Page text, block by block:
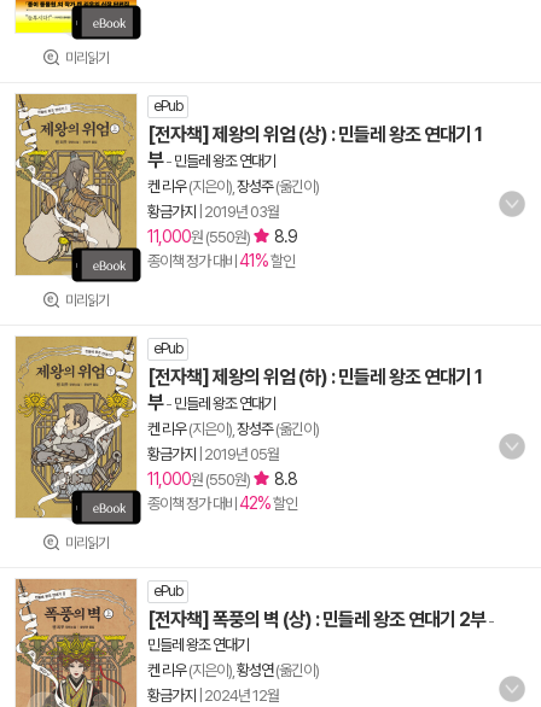
미리읽기
미리읽기
ePub
[전자책] 제왕의 위엄 (상) : 민들레 왕조 연대기 1
부- 민들레 왕조 연대기
켄 리우(지은이), 장성주(옮긴이)
황금가지
2019년 03월
11,000원 (550원) 8.9
종이책 정가 대비 41%할인
미리읽기
ePub
[전자책] 제왕의 위엄 (하) : 민들레 왕조 연대기 1
부- 민들레 왕조 연대기
켄 리우(지은이), 장성주(옮긴이)
황금가지
2019년 05월
11,000원 (550원) 8.8
종이책 정가 대비 42%할인
ePub
[전자책] 폭풍의 벽 (상) : 민들레 왕조 연대기 2부-
민들레 왕조 연대기
켄 리우(지은이), 황성연(옮긴이)
황금가지
2024년 12월